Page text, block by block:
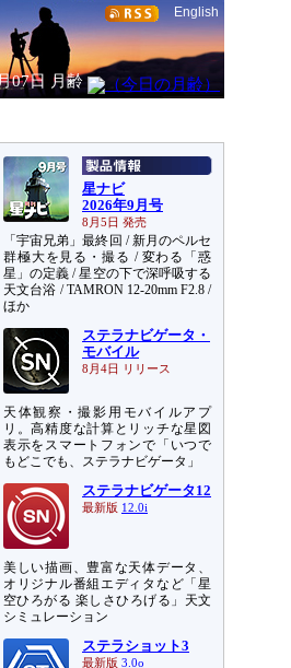
English
07日 月齢
星ナビ
2026年9月号
8月5日 発売
「宇宙兄弟」最終回 / 新月のペルセ
群極大を見る・撮る / 変わる「惑
星」の定義 / 星空の下で深呼吸する
天文台浴 / TAMRON 12-20mm F2.8 /
ほか
ステラナビゲータ・
モバイル
8月4日 リリース
天体観察・撮影用モバイルアプ
リ。高精度な計算とリッチな星図
表示をスマートフォンで「いつで
もどこでも、ステラナビゲータ」
ステラナビゲータ12
最新版 12.0i
美しい描画、豊富な天体データ、
オリジナル番組エディタなど「星
空ひろがる 楽しさひろげる」天文
シミュレーション
ステラショット3
最新版 3.0o